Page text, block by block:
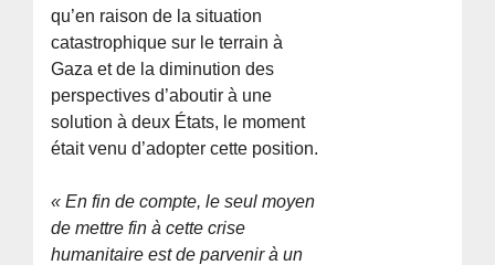
qu’en raison de la situation
catastrophique sur le terrain à
Gaza et de la diminution des
perspectives d’aboutir à une
solution à deux États, le moment
était venu d’adopter cette position.
« En fin de compte, le seul moyen
de mettre fin à cette crise
humanitaire est de parvenir à un